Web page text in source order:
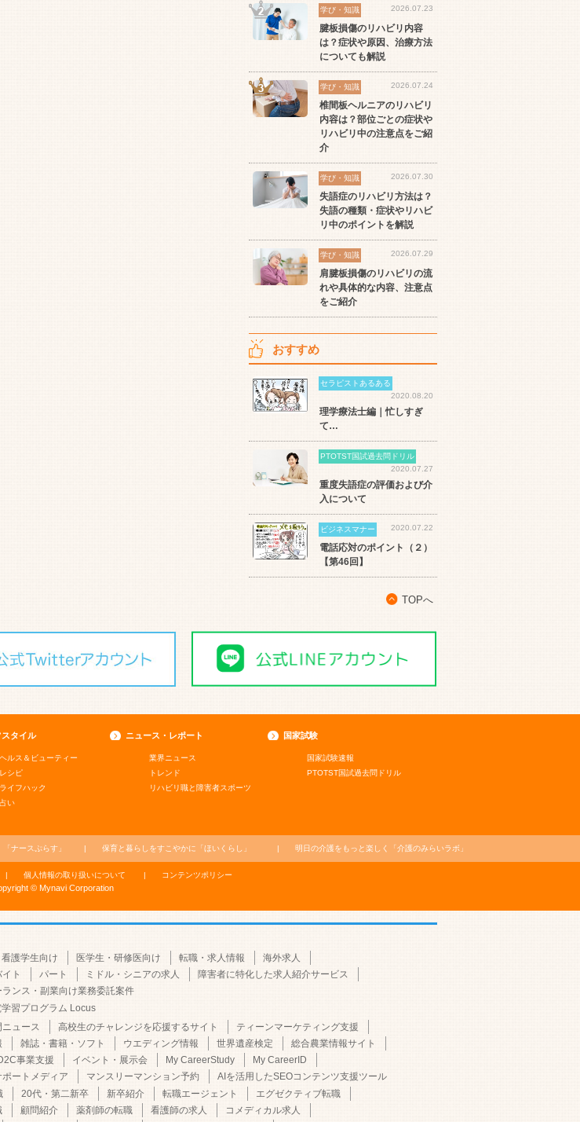
学び・知識 2026.07.23
腱板損傷のリハビリ内容
は？症状や原因、治療方法
についても解説
学び・知識 2026.07.24
椎間板ヘルニアのリハビリ
内容は？部位ごとの症状や
リハビリ中の注意点をご紹
介
学び・知識 2026.07.30
失語症のリハビリ方法は？
失語の種類・症状やリハビ
リ中のポイントを解説
学び・知識 2026.07.29
肩腱板損傷のリハビリの流
れや具体的な内容、注意点
をご紹介
おすすめ
セラピストあるある
2020.08.20
理学療法士編｜忙しすぎ
て…
PTOTST国試過去問ドリル
2020.07.27
重度失語症の評価および介
入について
ビジネスマナー 2020.07.22
電話応対のポイント（２）
【第46回】
TOPへ
スタイル
ヘルス＆ビューティー
レシピ
ライフハック
占い
ニュース・レポート
業界ニュース
トレンド
リハビリ職と障害者スポーツ
国家試験
国家試験速報
PTOTST国試過去問ドリル
「ナースぷらす」 保育と暮らしをすこやかに 「ほいくらし」 明日の介護をもっと楽しく 「介護のみらいラボ」
個人情報の取り扱いについて コンテンツポリシー
© Mynavi Corporation
看護学生向け 医学生・研修医向け 転職・求人情報
海外求人
ト パート ミドル・シニアの求人
障害者に特化した求人紹介サービス
ランス・副業向け業務委託案件
習プログラム Locus
ュース 高校生のチャレンジを応援するサイト
ティーンマーケティング支援
雑誌・書籍・ソフト ウエディング情報 世界遺産検定
総合農業情報サイト
事業支援 イベント・展示会 My CareerStudy
My CareerID
ートメディア マンスリーマンション予約
AIを活用したSEOコンテンツ支援ツール
20代・第二新卒 新卒紹介 転職エージェント
エグゼクティブ転職
顧問紹介 薬剤師の転職 看護師の求人
コメディカル求人